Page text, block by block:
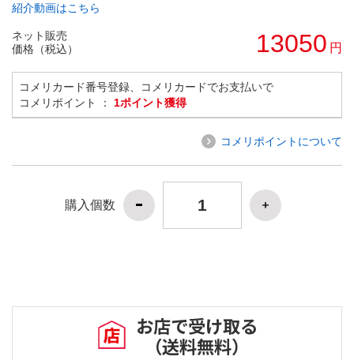
紹介動画はこちら
ネット販売
価格（税込）
13050 円
コメリカード番号登録、コメリカードでお支払いで
コメリポイント ： 1ポイント獲得
コメリポイントについて
購入個数
お店で受け取る
（送料無料）